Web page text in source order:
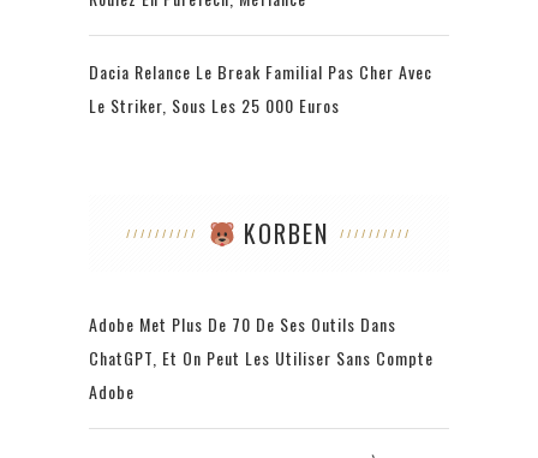
Dacia Relance Le Break Familial Pas Cher Avec
Le Striker, Sous Les 25 000 Euros
KORBEN
Adobe Met Plus De 70 De Ses Outils Dans
ChatGPT, Et On Peut Les Utiliser Sans Compte
Adobe